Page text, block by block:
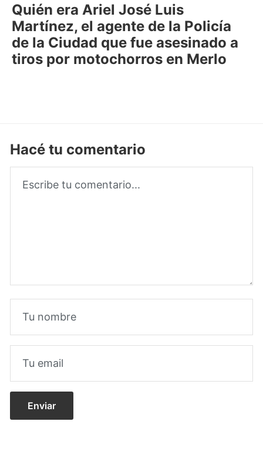
Quién era Ariel José Luis
Martínez, el agente de la Policía
de la Ciudad que fue asesinado a
tiros por motochorros en Merlo
Hacé tu comentario